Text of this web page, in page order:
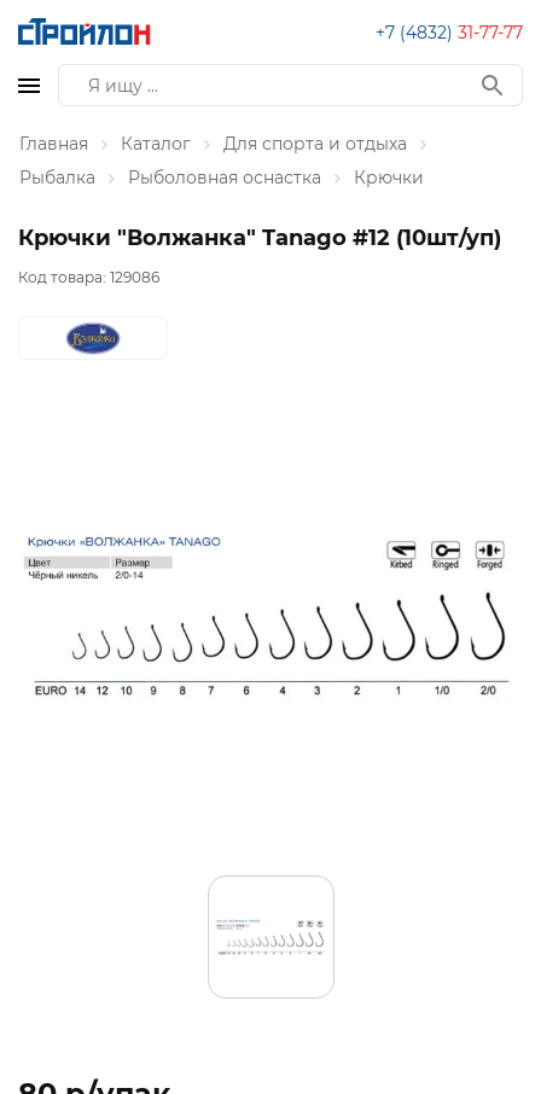
+7 (4832) 31-77-77
Главная Каталог
Для спорта и отдыха
Рыбалка
Рыболовная оснастка Крючки
Крючки "Волжанка" Tanago #12 (10шт/уп)
Код товара: 129086